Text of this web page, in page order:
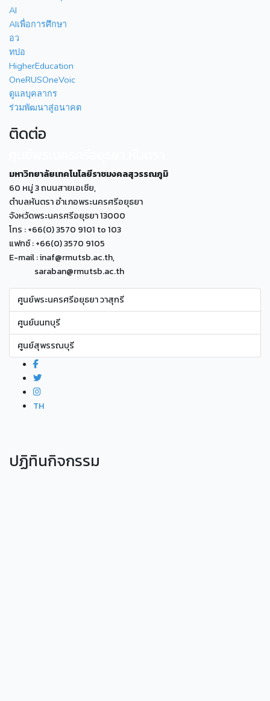
AI
AIเพื่อการศึกษา
อว
ทปอ
HigherEducation
OneRUSOneVoic
ดูแลบุคลากร
ร่วมพัฒนาสู่อนาคต
ติดต่อ
มหาวิทยาลัยเทคโนโลยีราชมงคลสุวรรณภูมิ
60 หมู่ 3 ถนนสายเอเซีย,
ตำบลหันตรา อำเภอพระนครศรีอยุธยา
จังหวัดพระนครศรีอยุธยา 13000
โทร : +66(0) 3570 9101 to 103
แฟกซ์ : +66(0) 3570 9105
E-mail : inaf@rmutsb.ac.th,
saraban@rmutsb.ac.th
ศูนย์พระนครศรีอยุธยา วาสุกรี
ศูนย์นนทบุรี
ศูนย์สุพรรณบุรี
TH
ปฏิทินกิจกรรม